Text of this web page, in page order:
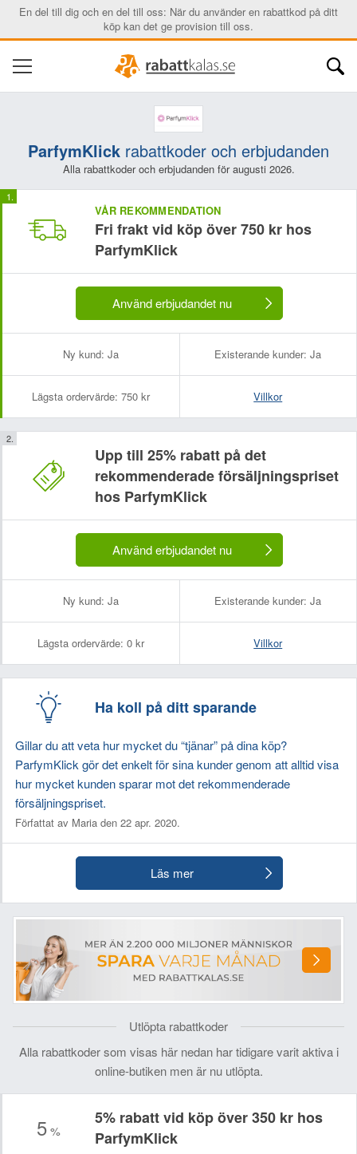
En del till dig och en del till oss: När du använder en rabattkod på ditt
köp kan det ge provision till oss.
ParfymKlick rabattkoder och erbjudanden
Alla rabattkoder och erbjudanden för augusti 2026.
VÅR REKOMMENDATION
Fri frakt vid köp över 750 kr hos
ParfymKlick
Använd erbjudandet nu
Ny kund: Ja Existerande kunder: Ja
Lägsta ordervärde: 750 kr Villkor
Upp till 25% rabatt på det
rekommenderade försäljningspriset
hos ParfymKlick
Använd erbjudandet nu
Ny kund: Ja Existerande kunder: Ja
Lägsta ordervärde: 0 kr Villkor
Ha koll på ditt sparande
Gillar du att veta hur mycket du “tjänar” på dina köp?
ParfymKlick gör det enkelt för sina kunder genom att alltid visa
hur mycket kunden sparar mot det rekommenderade
försäljningspriset.
Författat av Maria den 22 apr. 2020.
Läs mer
Utlöpta rabattkoder
Alla rabattkoder som visas här nedan har tidigare varit aktiva i
online-butiken men är nu utlöpta.
5%
5% rabatt vid köp över 350 kr hos
ParfymKlick